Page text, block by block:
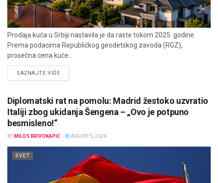
Prodaja kuća u Srbiji nastavila je da raste tokom 2025. godine.
Prema podacima Republičkog geodetskog zavoda (RGZ),
prosečna cena kuće...
SAZNAJTE VIŠEDETAILS
Diplomatski rat na pomolu: Madrid žestoko uzvratio
Italiji zbog ukidanja Šengena – „Ovo je potpuno
besmisleno!“
BY MILOS KRIVOKAPIĆ AVGUST 5, 2026
SVET